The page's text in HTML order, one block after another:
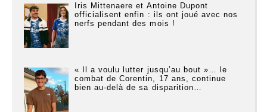
Iris Mittenaere et Antoine Dupont
officialisent enfin : ils ont joué avec nos
nerfs pendant des mois !
« Il a voulu lutter jusqu’au bout »… le
combat de Corentin, 17 ans, continue
bien au-delà de sa disparition…